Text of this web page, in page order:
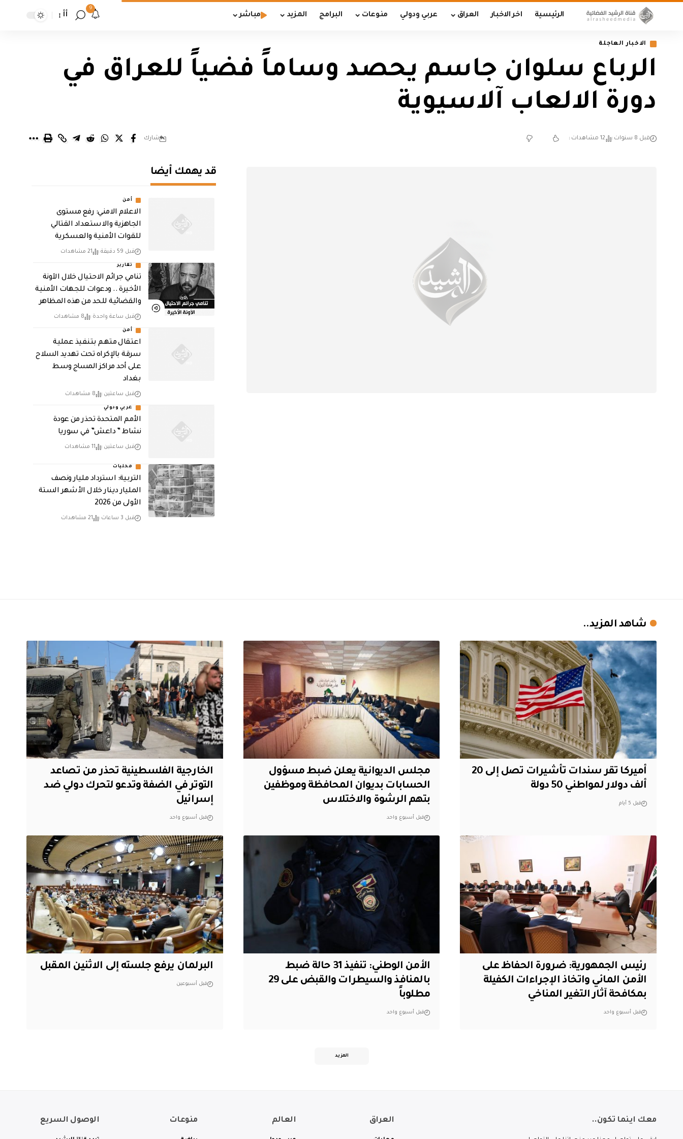
الرئيسية اخر الاخبار العراق عربي ودولي منوعات البرامج المزيد مباشر
9
أأ
الاخبار العاجلة
الرباع سلوان جاسم يحصد وساماً فضياً للعراق في
دورة الالعاب آلاسيوية
قبل 8 سنوات 12 مشاهدات شارك
قد يهمك أيضا
أمن
الاعلام الامني: رفع مستوى
الجاهزية والاستعداد القتالي
للقوات الأمنية والعسكرية
قبل 59 دقيقة 21 مشاهدات
تقارير
تنامي جرائم الاحتيال خلال الآونة
الأخيرة .. ودعوات للجهات الأمنية
والقضائية للحد من هذه المظاهر
قبل ساعة واحدة 8 مشاهدات
أمن
اعتقال متهم بتنفيذ عملية
سرقة بالإكراه تحت تهديد السلاح
على أحد مراكز المساج وسط
بغداد
قبل ساعتين 8 مشاهدات
عربي ودولي
الأمم المتحدة تحذر من عودة
نشاط ” داعش” في سوريا
قبل ساعتين 11 مشاهدات
محليات
التربية: استرداد مليار ونصف
المليار دينار خلال الأشهر الستة
الأولى من 2026
قبل 3 ساعات 21 مشاهدات
شاهد المزيد..
أميركا تقر سندات تأشيرات تصل إلى 20
ألف دولار لمواطني 50 دولة
قبل 5 أيام
مجلس الديوانية يعلن ضبط مسؤول
الحسابات بديوان المحافظة وموظفين
بتهم الرشوة والاختلاس
قبل أسبوع واحد
الخارجية الفلسطينية تحذر من تصاعد
التوتر في الضفة وتدعو لتحرك دولي ضد
إسرائيل
قبل أسبوع واحد
رئيس الجمهورية: ضرورة الحفاظ على
الأمن المائي واتخاذ الإجراءات الكفيلة
بمكافحة آثار التغير المناخي
قبل أسبوع واحد
الأمن الوطني: تنفيذ 31 حالة ضبط
بالمنافذ والسيطرات والقبض على 29
مطلوباً
قبل أسبوع واحد
البرلمان يرفع جلسته إلى الاثنين المقبل
قبل أسبوعين
المزيد
معك اينما تكون.. العراق العالم منوعات الوصول السريع